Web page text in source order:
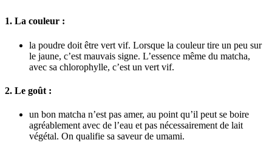
1. La couleur :
la poudre doit être vert vif. Lorsque la couleur tire un peu sur
le jaune, c’est mauvais signe. L’essence même du matcha,
avec sa chlorophylle, c’est un vert vif.
2. Le goût :
un bon matcha n’est pas amer, au point qu’il peut se boire
agréablement avec de l’eau et pas nécessairement de lait
végétal. On qualifie sa saveur de umami.